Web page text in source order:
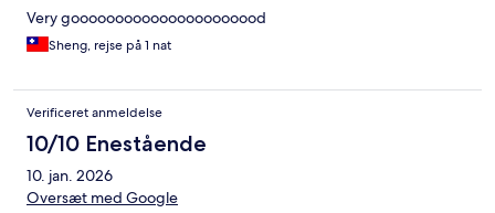
Very goooooooooooooooooooood
Sheng, rejse på 1 nat
Verificeret anmeldelse
10/10 Enestående
10. jan. 2026
Oversæt med Google